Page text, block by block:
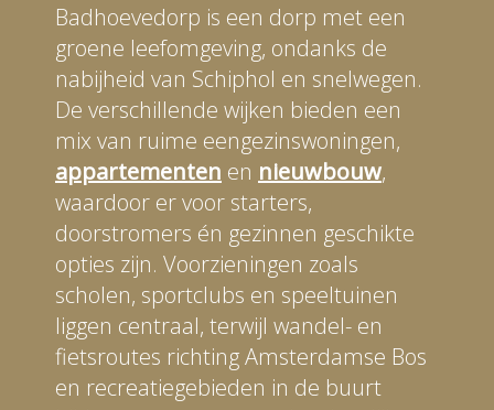
Badhoevedorp is een dorp met een
groene leefomgeving, ondanks de
nabijheid van Schiphol en snelwegen.
De verschillende wijken bieden een
mix van ruime eengezinswoningen,
appartementen en nieuwbouw,
waardoor er voor starters,
doorstromers én gezinnen geschikte
opties zijn. Voorzieningen zoals
scholen, sportclubs en speeltuinen
liggen centraal, terwijl wandel- en
fietsroutes richting Amsterdamse Bos
en recreatiegebieden in de buurt